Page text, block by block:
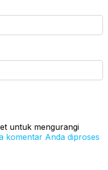
untuk mengurangi
komentar Anda diproses